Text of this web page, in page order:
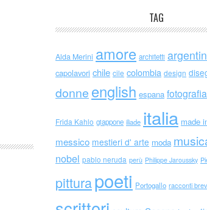
TAG
Alda Merini amore architetti
capolavori chile cile colombia design
donne english espana fotografia
Frida Kahlo giappone iliade italia made
messico mestieri d' arte moda
nobel pablo neruda perù Philippe Jaroussky
pitturapoeti Portogallo racconti